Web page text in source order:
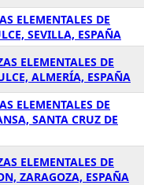
ELEMENTALES DE
SEVILLA, ESPAÑA
ELEMENTALES DE
ALMERÍA, ESPAÑA
ELEMENTALES DE
SANTA CRUZ DE
ELEMENTALES DE
ZARAGOZA, ESPAÑA